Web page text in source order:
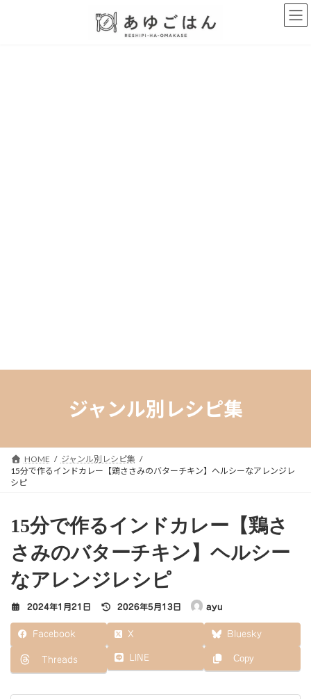
ジャンル別レシピ集
HOME
ジャンル別レシピ集
15分で作るインドカレー【鶏ささみのバターチキン】ヘルシーなアレンジレ
シピ
15分で作るインドカレー【鶏さ
さみのバターチキン】ヘルシー
なアレンジレシピ
2024年1月21日
最
新
時
:
2026年5月13日 ayu
Facebook X Bluesky
Threads LINE Copy